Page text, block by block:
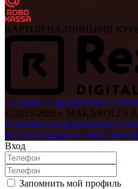
КАРТОЙ/НАЛИЧНЫМИ
Создание и продвижение
© 2015-2026 г.
Политика конфиденциальности
письмом оферты и
Вход
Запомнить мой профиль